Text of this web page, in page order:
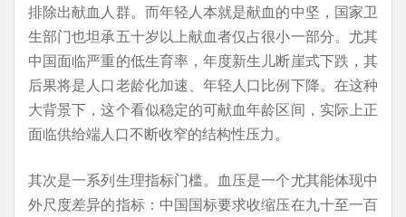
排除出献血人群。而年轻人本就是献血的中坚，国家卫
生部门也坦承五十岁以上献血者仅占很小一部分。尤其
中国面临严重的低生育率，年度新生儿断崖式下跌，其
后果将是人口老龄化加速、年轻人口比例下降。在这种
大背景下，这个看似稳定的可献血年龄区间，实际上正
面临供给端人口不断收窄的结构性压力。
其次是一系列生理指标门槛。血压是一个尤其能体现中
外尺度差异的指标：中国国标要求收缩压在九十至一百